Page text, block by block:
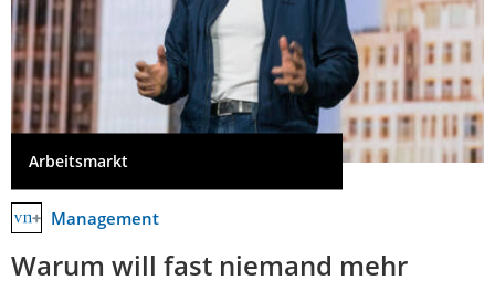
Arbeitsmarkt
Management
Warum will fast niemand mehr